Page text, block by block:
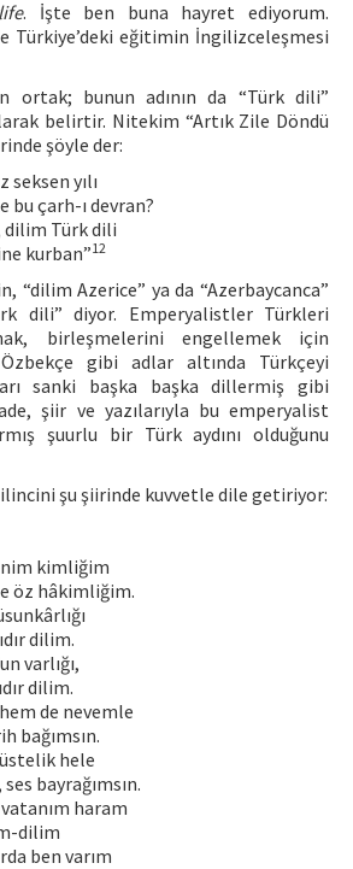
. İşte ben buna hayret ediyorum.
Türkiye’deki eğitimin İngilizceleşmesi
ortak; bunun adının da “Türk dili”
belirtir. Nitekim “Artık Zile Döndü
şöyle der:
seksen yılı
bu çarh-ı devran?
dilim Türk dili
kurban”12
“dilim Azerice” ya da “Azerbaycanca”
dili” diyor. Emperyalistler Türkleri
birleşmelerini engellemek için
Özbekçe gibi adlar altında Türkçeyi
sanki başka başka dillermiş gibi
şiir ve yazılarıyla bu emperyalist
şuurlu bir Türk aydını olduğunu
şu şiirinde kuvvetle dile getiriyor:
kimliğim
öz hâkimliğim.
dilim.
varlığı,
dilim.
de nevemle
bağımsın.
hele
bayrağımsın.
haram
dilim
ben varım